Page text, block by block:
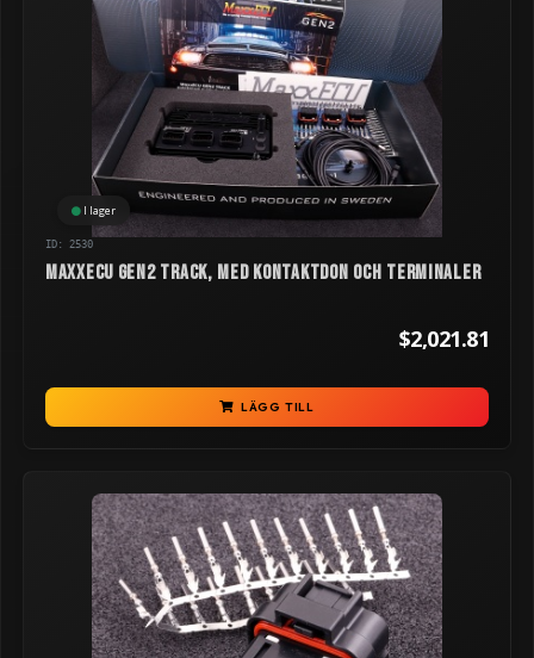
I lager
ID: 2530
MaxxECU GEN2 TRACK, med kontaktdon och terminaler
$2,021.81
LÄGG TILL